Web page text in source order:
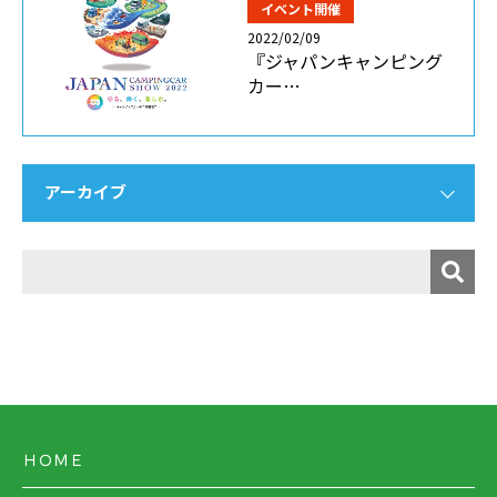
イベント開催
2022/02/09
『ジャパンキャンピング
カー…
アーカイブ
ＨＯＭＥ